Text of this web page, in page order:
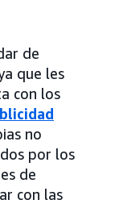
de
que les
con los
no
por los
de
con las